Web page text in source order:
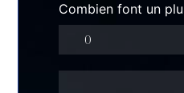
Combien font un